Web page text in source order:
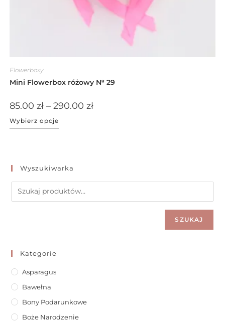
Flowerboxy
Mini Flowerbox różowy № 29
85.00 zł – 290.00 zł
Wybierz opcje
Wyszukiwarka
SZUKAJ
Kategorie
Asparagus
Bawełna
Bony Podarunkowe
Boże Narodzenie